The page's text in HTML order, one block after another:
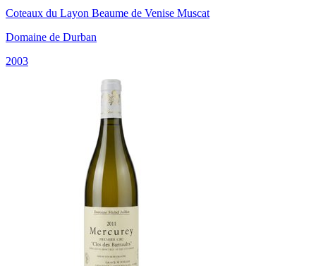
Coteaux du Layon Beaume de Venise Muscat
Domaine de Durban
2003